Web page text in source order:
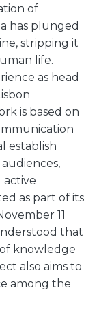
of
has plunged
stripping it
life.
as head
is based on
establish
as part of its
11
that
knowledge
also aims to
among the